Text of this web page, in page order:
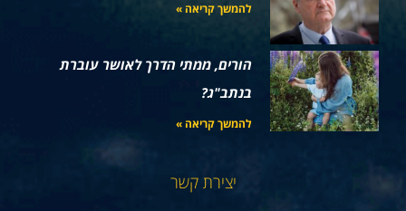
להמשך קריאה »
הורים, ממתי הדרך לאושר עוברת
בנתב"ג?
להמשך קריאה »
יצירת קשר